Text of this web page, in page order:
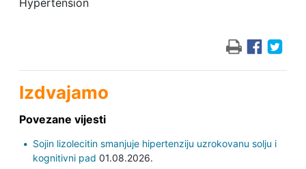
Hypertension
Izdvajamo
Povezane vijesti
Sojin lizolecitin smanjuje hipertenziju uzrokovanu solju i
kognitivni pad 01.08.2026.